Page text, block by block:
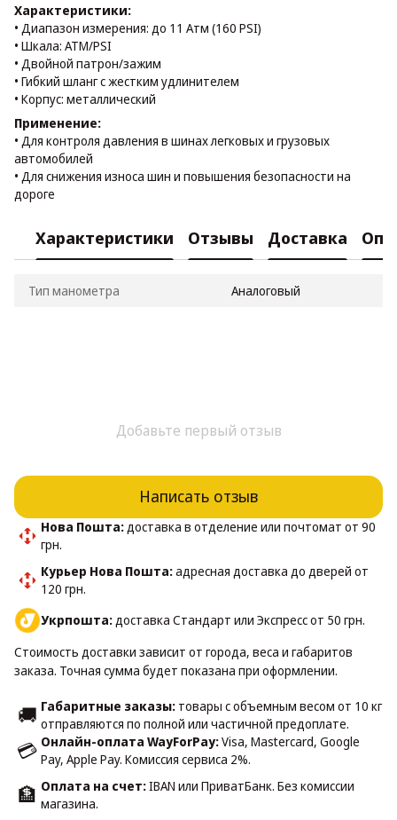
Характеристики:
• Диапазон измерения: до 11 Атм (160 PSI)
• Шкала: ATM/PSI
• Двойной патрон/зажим
• Гибкий шланг с жестким удлинителем
• Корпус: металлический
Применение:
• Для контроля давления в шинах легковых и грузовых
автомобилей
• Для снижения износа шин и повышения безопасности на
дороге
Характеристики Отзывы Доставка
Тип манометра Аналоговый
Добавьте первый отзыв
Написать отзыв
Нова Пошта: доставка в отделение или почтомат от 90
грн.
Курьер Нова Пошта:адресная доставка до дверей от
120 грн.
Укрпошта: доставка Стандарт или Экспресс от 50 грн.
Стоимость доставки зависит от города, веса и габаритов
заказа. Точная сумма будет показана при оформлении.
🚚 Габаритные заказы: товары с объемным весом от 10 кг
отправляются по полной или частичной предоплате.
💳 Онлайн-оплата WayForPay:Visa, Mastercard, Google
Pay, Apple Pay. Комиссия сервиса 2%.
🏦 Оплата на счет:IBAN или ПриватБанк. Без комиссии
магазина.